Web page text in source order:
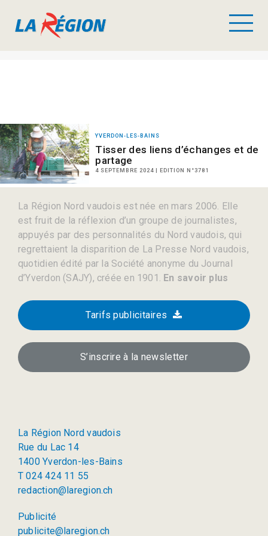
YVERDON-LES-BAINS
Tisser des liens d’échanges et de
partage
4 SEPTEMBRE 2024 | EDITION N°3781
La Région Nord vaudois est née en mars 2006. Elle
est fruit de la réflexion d’un groupe de journalistes,
appuyés par des personnalités du Nord vaudois, qui
regrettaient la disparition de La Presse Nord vaudois,
quotidien édité par la Société anonyme du Journal
d’Yverdon (SAJY), créée en 1901. En savoir plus
Tarifs publicitaires
S’inscrire à la newsletter
La Région Nord vaudois
Rue du Lac 14
1400 Yverdon-les-Bains
T 024 424 11 55
redaction@laregion.ch
Publicité
publicite@laregion.ch